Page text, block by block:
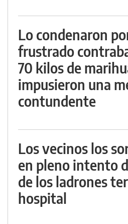
Lo condenaron
frustrado
70 kilos de
impusieron una
contundente
Los vecinos los
en pleno intento
de los ladrones
hospital